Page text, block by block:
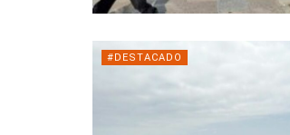
#DESTACADO